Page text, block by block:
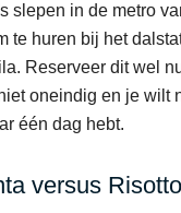
slepen in de metro
te huren bij het
Reserveer dit wel
oneindig en je wilt
één dag hebt.
versus Risotto